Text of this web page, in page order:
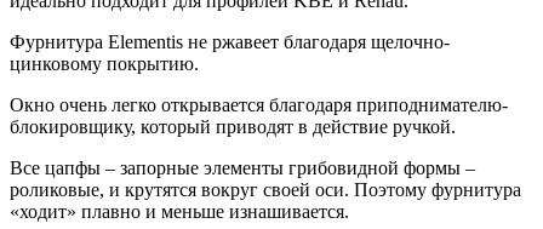
Фурнитура Elementis не ржавеет благодаря щелочно-
цинковому покрытию.
Окно очень легко открывается благодаря приподнимателю-
блокировщику, который приводят в действие ручкой.
Все цапфы – запорные элементы грибовидной формы –
роликовые, и крутятся вокруг своей оси. Поэтому фурнитура
«ходит» плавно и меньше изнашивается.